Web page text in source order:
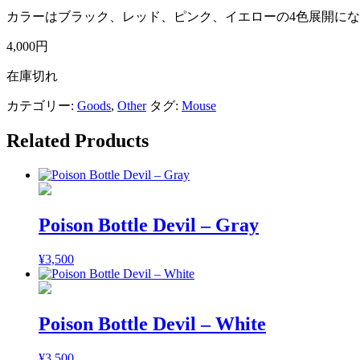
カラーはブラック、レッド、ピンク、イエローの4色展開にな
4,000円
在庫切れ
カテゴリー: Goods, Other タグ: Mouse
Related Products
Poison Bottle Devil – Gray
¥3,500
Poison Bottle Devil – White